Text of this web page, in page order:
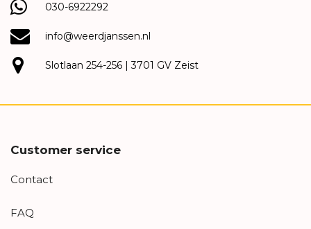
030-6922292
info@weerdjanssen.nl
Slotlaan 254-256 | 3701 GV Zeist
Customer service
Contact
FAQ